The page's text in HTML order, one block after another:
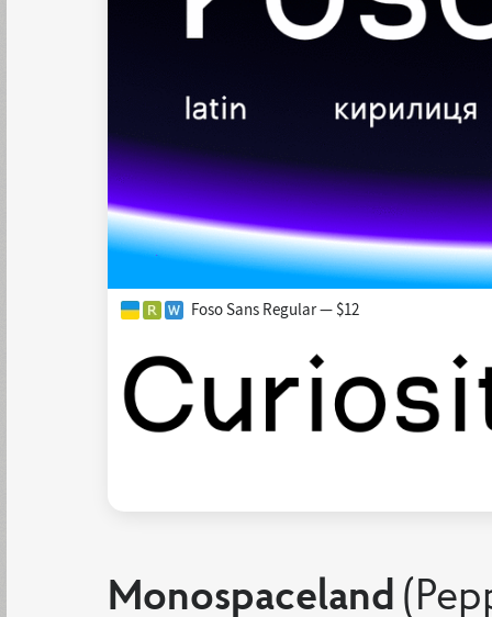
Foso Sans Regular — $12
Monospaceland